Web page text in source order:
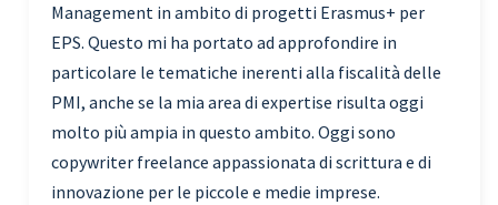
Management in ambito di progetti Erasmus+ per
EPS. Questo mi ha portato ad approfondire in
particolare le tematiche inerenti alla fiscalità delle
PMI, anche se la mia area di expertise risulta oggi
molto più ampia in questo ambito. Oggi sono
copywriter freelance appassionata di scrittura e di
innovazione per le piccole e medie imprese.